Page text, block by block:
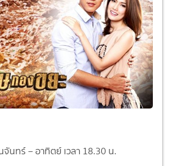
นทร์ – อาทิตย์ เวลา 18.30 น.